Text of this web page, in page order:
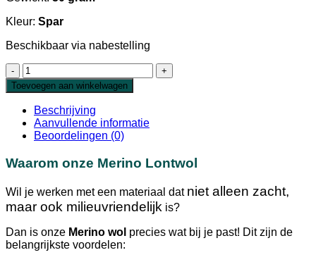
Kleur: Spar
Beschikbaar via nabestelling
Extra
Fijne
Merino
Lontwol
Spar
19
micron
Toevoegen aan winkelwagen
Beschrijving
Aanvullende informatie
Beoordelingen (0)
Waarom onze Merino Lontwol
Wil je werken met een materiaal dat niet alleen zacht,
maar ook milieuvriendelijk is?
Dan is onze Merino wol precies wat bij je past! Dit zijn de
belangrijkste voordelen: